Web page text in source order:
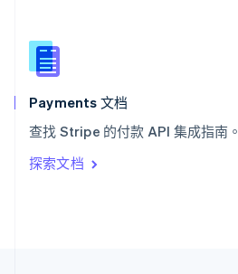
Payments 文档
查找 Stripe 的付款 API 集成指南。
探索文档
新西兰
English
匈牙利
English
ItalianoEnglish
印度
English